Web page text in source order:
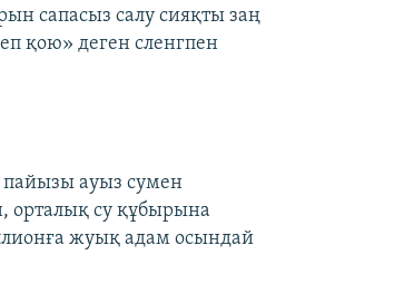
сапасыз салу сияқты заң
қою» деген сленгпен
пайызы ауыз сумен
орталық су құбырына
жуық адам осындай